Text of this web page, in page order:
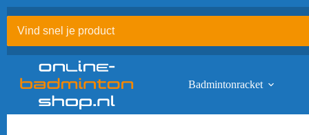
naar
inhoud
Badmintonracket